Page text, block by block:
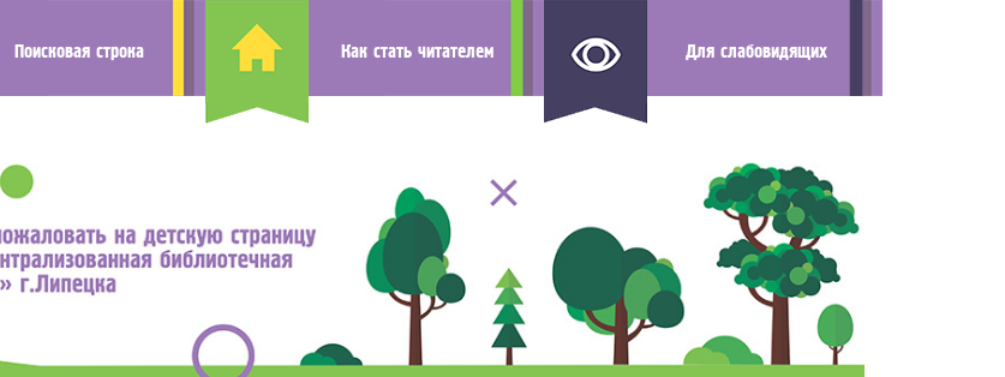
Поисковая строка Как стать читателем Для слабовидящих